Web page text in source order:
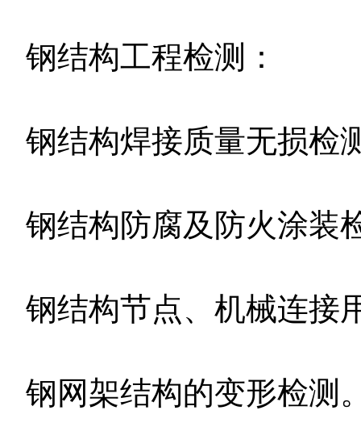
钢结构工程检测：
钢结构焊接质量无损检
钢结构防腐及防火涂装
钢结构节点、机械连接
钢网架结构的变形检测